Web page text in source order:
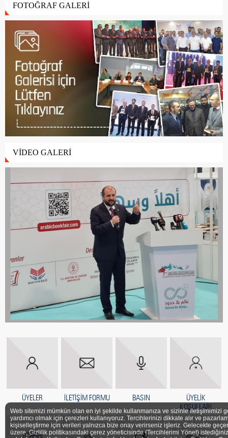
FOTOĞRAF GALERİ
VİDEO GALERİ
ÜYELER İLETİŞİM FORMU BASIN
ÜYELİK
KOŞULLARI
Web sitemizi mümkün olan en iyi şekilde kullanmanıza ve sizinle iletişimimizi
yardımcı olmak için çerezleri kullanıyoruz. Tercihlerinizi dikkate alır ve
kişiselleştirme için verileri yalnızca bize onay verirseniz işleriz. Gelecekte
üzere, Gizlilik politikasındaki çerez yöneticisinde (Tercihlerimi Yönet)